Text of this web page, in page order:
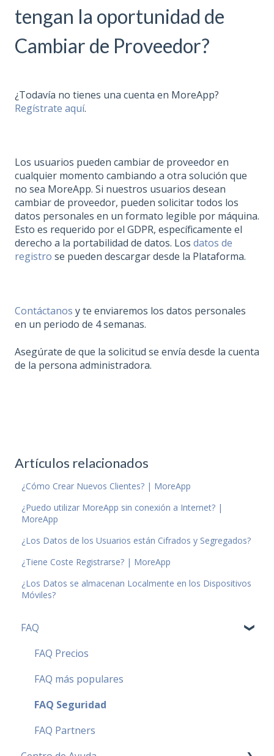
tengan la oportunidad de
Cambiar de Proveedor?
¿Todavía no tienes una cuenta en MoreApp?
Regístrate aquí.
Los usuarios pueden cambiar de proveedor en
cualquier momento cambiando a otra solución que
no sea MoreApp. Si nuestros usuarios desean
cambiar de proveedor, pueden solicitar todos los
datos personales en un formato legible por máquina.
Esto es requerido por el GDPR, específicamente el
derecho a la portabilidad de datos. Los datos de
registro se pueden descargar desde la Plataforma.
Contáctanos y te enviaremos los datos personales
en un periodo de 4 semanas.
Asegúrate de que la solicitud se envía desde la cuenta
de la persona administradora.
Artículos relacionados
¿Cómo Crear Nuevos Clientes? | MoreApp
¿Puedo utilizar MoreApp sin conexión a Internet? |
MoreApp
¿Los Datos de los Usuarios están Cifrados y Segregados?
¿Tiene Coste Registrarse? | MoreApp
¿Los Datos se almacenan Localmente en los Dispositivos
Móviles?
FAQ
FAQ Precios
FAQ más populares
FAQ Seguridad
FAQ Partners